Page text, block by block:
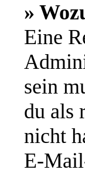
»
Eine
sein
du als
nicht
E-